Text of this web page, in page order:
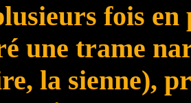
fois
une trame
la sienne),